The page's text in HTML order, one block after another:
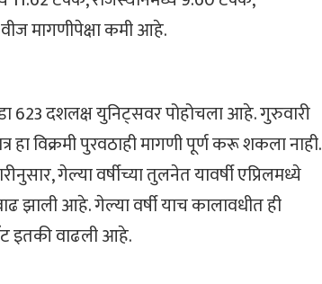
मागणीपेक्षा कमी आहे.
623 दशलक्ष युनिट्सवर पोहोचला आहे. गुरुवारी
विक्रमी पुरवठाही मागणी पूर्ण करू शकला नाही.
गेल्या वर्षीच्या तुलनेत यावर्षी एप्रिलमध्ये
झाली आहे. गेल्या वर्षी याच कालावधीत ही
इतकी वाढली आहे.